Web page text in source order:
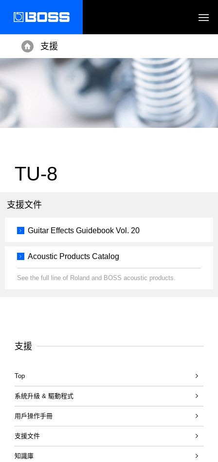
Home
支援
TU-8
支援文件
Guitar Effects Guidebook Vol. 20
Acoustic Products Catalog
See the full line of Roland and BOSS acoustic products.
支援
Top
系統升級 & 驅動程式
用戶操作手冊
支援文件
知識庫